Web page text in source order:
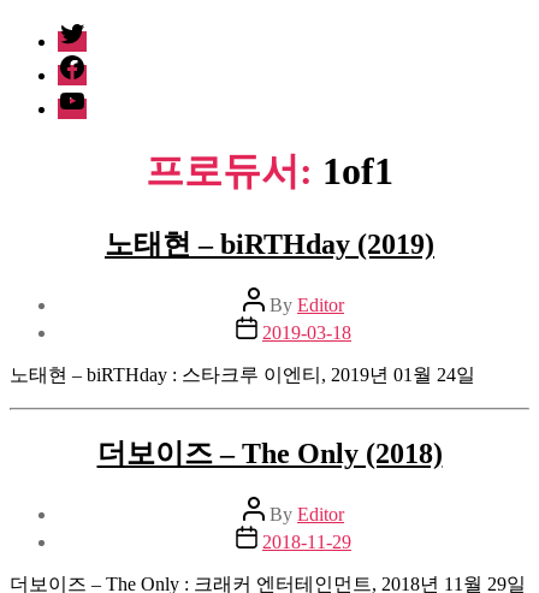
twitter
facebook
Youtube
프로듀서: 1of1
노태현 – biRTHday (2019)
Post
author
By Editor
Post
date
2019-03-18
노태현 – biRTHday : 스타크루 이엔티, 2019년 01월 24일
더보이즈 – The Only (2018)
Post
author
By Editor
Post
date
2018-11-29
더보이즈 – The Only : 크래커 엔터테인먼트, 2018년 11월 29일